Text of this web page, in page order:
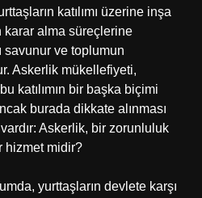
katılımı üzerine inşa
karar alma süreçlerine
savunur ve toplumun
Askerlik mükellefiyeti,
katılımın bir başka biçimi
burada dikkate alınması
Askerlik, bir zorunluluk
hizmet midir?
yurttaşların devlete karşı